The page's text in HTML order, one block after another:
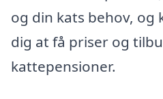
og din kats behov, og
dig at få priser og
kattepensioner.